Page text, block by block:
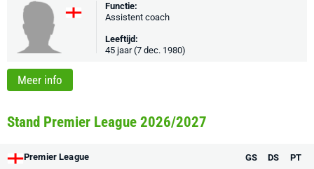
Functie:
Assistent coach
Leeftijd:
45 jaar (7 dec. 1980)
Meer info
Stand Premier League 2026/2027
Premier League GS DS PT